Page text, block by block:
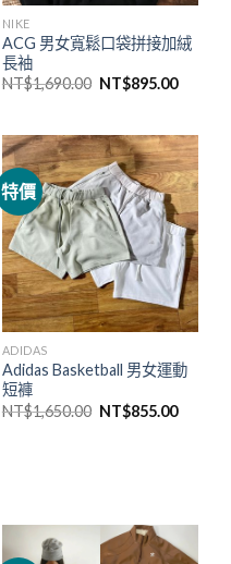
NIKE
ACG 男女寬鬆口袋拼接加絨
長袖
NT$1,690.00 NT$895.00
特價
ADIDAS
Adidas Basketball 男女運動
短褲
NT$1,650.00 NT$855.00